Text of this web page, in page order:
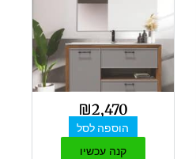
₪2,470
הוספה לסל
קנה עכשיו